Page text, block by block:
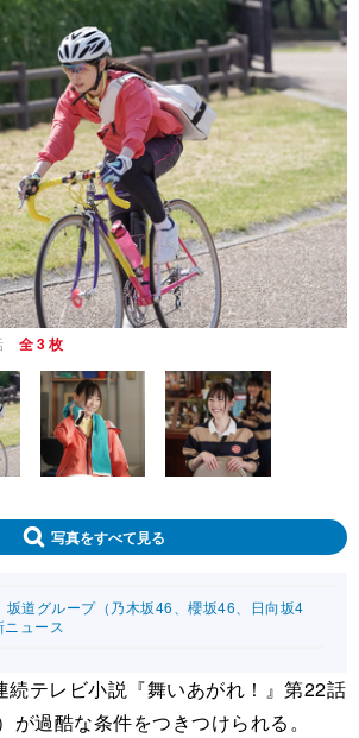
ブログ
その他
全 3 枚
写真をすべて見る
坂道グループ（乃木坂46、櫻坂46、日向坂4
ュース
テレビ小説『舞いあがれ！』第22話
が過酷な条件をつきつけられる。